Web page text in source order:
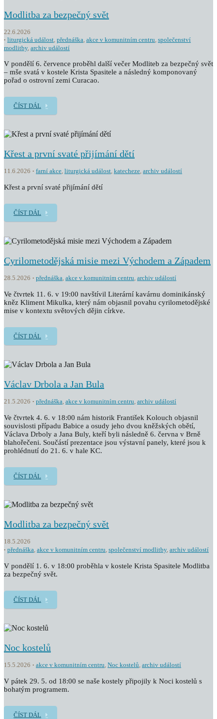
Modlitba za bezpečný svět
22.6.2026
liturgická událost, přednáška, akce v komunitním centru, společenství
modlitby, archiv událostí
V pondělí 6. července proběhl další večer Modliteb za bezpečný svět
– mše svatá v kostele Krista Spasitele a následný komponovaný
pořad o ostrovní zemi Curacao.
ČÍST DÁL
Křest a první svaté přijímání dětí
11.6.2026 farní akce, liturgická událost, katecheze, archiv událostí
Křest a první svaté přijímání dětí
ČÍST DÁL
Cyrilometodějská misie mezi Východem a Západem
28.5.2026 přednáška, akce v komunitním centru, archiv událostí
Ve čtvrtek 11. 6. v 19:00 navštívil Literární kavárnu dominikánský
kněz Kliment Mikulka, který nám objasnil povahu cyrilometodějské
mise v kontextu světových dějin církve.
ČÍST DÁL
Václav Drbola a Jan Bula
21.5.2026 přednáška, akce v komunitním centru, archiv událostí
Ve čtvrtek 4. 6. v 18:00 nám historik František Kolouch objasnil
souvislosti případu Babice a osudy jeho dvou kněžských obětí,
Václava Drboly a Jana Buly, kteří byli následně 6. června v Brně
blahořečeni. Součástí prezentace jsou výstavní panely, které jsou k
prohlédnutí do 21. 6. v hale KC.
ČÍST DÁL
Modlitba za bezpečný svět
18.5.2026
přednáška, akce v komunitním centru, společenství modlitby, archiv událostí
V pondělí 1. 6. v 18:00 proběhla v kostele Krista Spasitele Modlitba
za bezpečný svět.
ČÍST DÁL
Noc kostelů
15.5.2026 akce v komunitním centru, Noc kostelů, archiv událostí
V pátek 29. 5. od 18:00 se naše kostely připojily k Noci kostelů s
bohatým programem.
ČÍST DÁL